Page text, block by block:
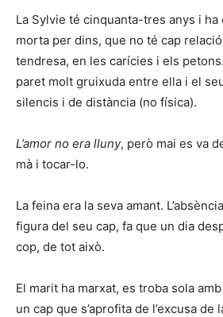
La Sylvie té cinquanta-tres anys i
morta per dins, que no té cap
tendresa, en les carícies i els
paret molt gruixuda entre ella i el
silencis i de distància (no física).
L’amor no era lluny, però mai es va
mà i tocar-lo.
La feina era la seva amant.
figura del seu cap, fa que un dia
cop, de tot això.
El marit ha marxat, es troba sola
un cap que s’aprofita de l’excusa